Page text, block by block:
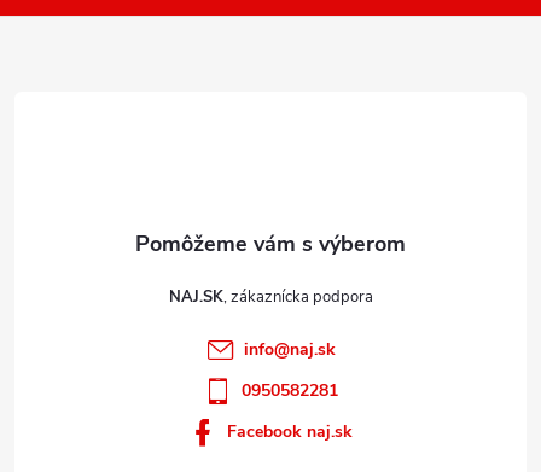
i
NAJ.SK
info@naj.sk
0950582281
Facebook naj.sk